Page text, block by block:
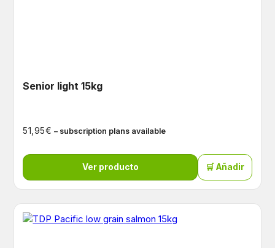
Senior light 15kg
51,95€ – subscription plans available
Ver producto 🛒 Añadir